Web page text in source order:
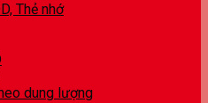
Thẻ nhớ
dung lượng